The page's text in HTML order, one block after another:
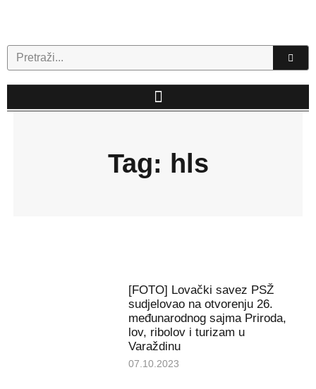
Search
Tag: hls
[FOTO] Lovački savez PSŽ
sudjelovao na otvorenju 26.
međunarodnog sajma Priroda,
lov, ribolov i turizam u
Varaždinu
07.10.2023